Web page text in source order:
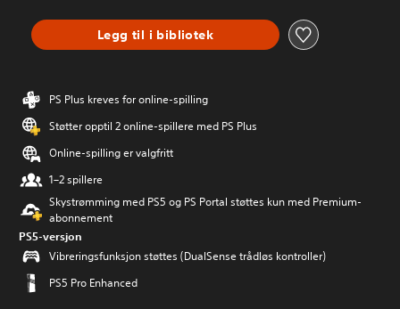
Legg til i bibliotek
PS Plus kreves for online-spilling
Støtter opptil 2 online-spillere med PS Plus
Online-spilling er valgfritt
1–2 spillere
Skystrømming med PS5 og PS Portal støttes kun med Premium-
abonnement
PS5-versjon
Vibreringsfunksjon støttes (DualSense trådløs kontroller)
PS5 Pro Enhanced